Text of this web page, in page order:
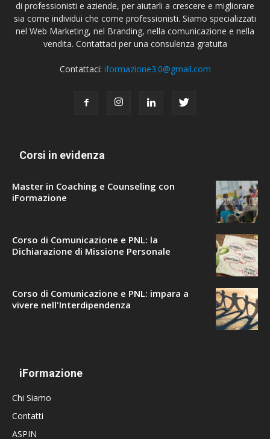
di professionisti e aziende, per aiutarli a crescere e migliorare
sia come individui che come professionisti. Siamo specializzati
nel Web Marketing, nel Branding, nella comunicazione e nella
vendita. Contattaci per una consulenza gratuita
Contattaci: iformazione3.0@gmail.com
Corsi in evidenza
Master in Coaching e Counseling con
iFormazione
Corso di Comunicazione e PNL: la
Dichiarazione di Missione Personale
Corso di Comunicazione e PNL: impara a
vivere nell'Interdipendenza
iFormazione
Chi Siamo
Contatti
ASPIN